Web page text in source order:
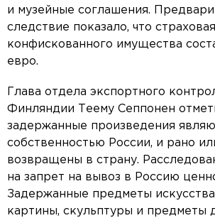
и музейные соглашения.
следствие показало, что
конфискованного имущества
евро.
Глава отдела экспортного
Финляндии Теему Сеппонен
задержанные произведения
собственностью России, и рано
возвращены в страну.
на запрет на вывоз в Россию
Задержанные предметы
картины, скульптуры и предметы